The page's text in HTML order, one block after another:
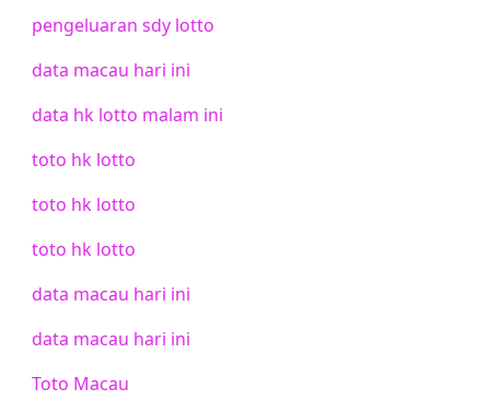
pengeluaran sdy lotto
data macau hari ini
data hk lotto malam ini
toto hk lotto
toto hk lotto
toto hk lotto
data macau hari ini
data macau hari ini
Toto Macau